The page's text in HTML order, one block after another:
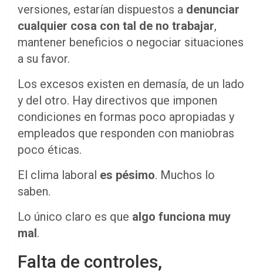
versiones, estarían dispuestos a denunciar
cualquier cosa con tal de no trabajar,
mantener beneficios o negociar situaciones
a su favor.
Los excesos existen en demasía, de un lado
y del otro. Hay directivos que imponen
condiciones en formas poco apropiadas y
empleados que responden con maniobras
poco éticas.
El clima laboral es pésimo. Muchos lo
saben.
Lo único claro es que algo funciona muy
mal.
Falta de controles,